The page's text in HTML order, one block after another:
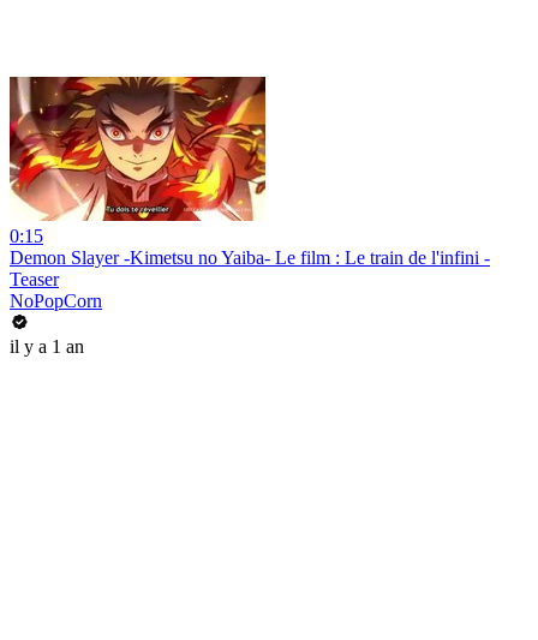
0:15
Demon Slayer -Kimetsu no Yaiba- Le film : Le train de l'infini -
Teaser
NoPopCorn
il y a 1 an